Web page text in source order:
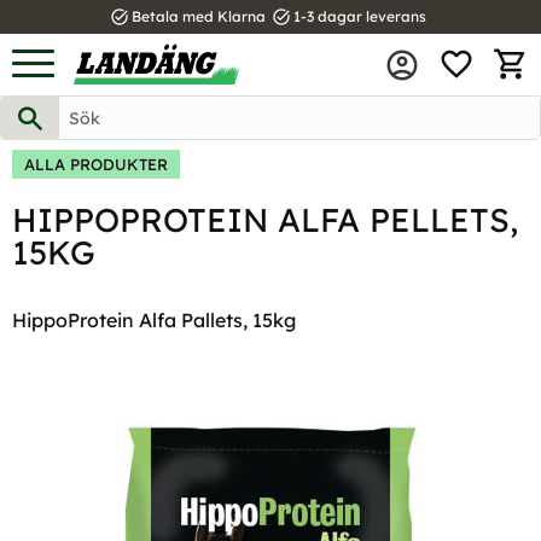
Meny
task_alt Betala med Klarna task_alt 1-3 dagar leverans
ALLA PRODUKTER
HIPPOPROTEIN ALFA PELLETS,
15KG
HippoProtein Alfa Pallets, 15kg